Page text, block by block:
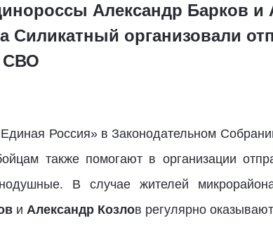
Александр Барков и
Силикатный организовали
СВО
Россия» в Законодательном
также помогают в организации
В случае жителей
и Александр Козлов регулярно